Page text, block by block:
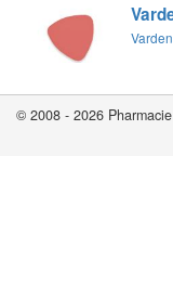
© 2008 - 2026